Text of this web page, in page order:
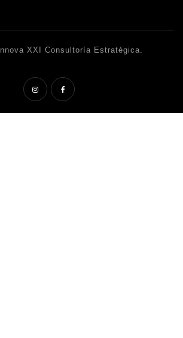
Innova XXI Consultoría Estratégica.